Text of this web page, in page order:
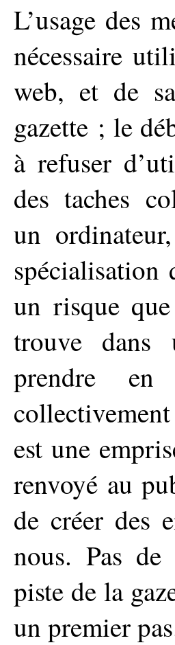
L’usage des
nécessaire
web, et de
gazette ; le
à refuser
des taches
un
spécialisation
un risque
trouve dans
prendre
est une
renvoyé au
de créer des
nous. Pas
piste de la
un premier